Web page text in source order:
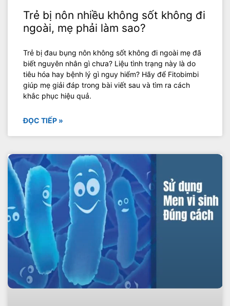
Trẻ bị nôn nhiều không sốt không đi
ngoài, mẹ phải làm sao?
Trẻ bị đau bụng nôn không sốt không đi ngoài mẹ đã
biết nguyên nhân gì chưa? Liệu tình trạng này là do
tiêu hóa hay bệnh lý gì nguy hiểm? Hãy để Fitobimbi
giúp mẹ giải đáp trong bài viết sau và tìm ra cách
khắc phục hiệu quả.
ĐỌC TIẾP »